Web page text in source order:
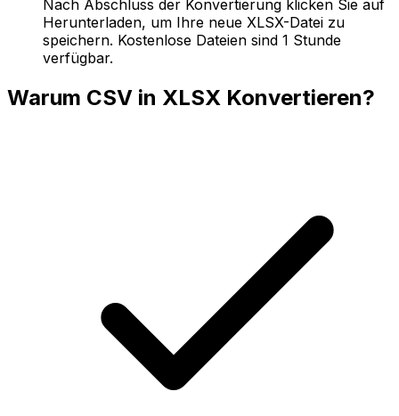
Nach Abschluss der Konvertierung klicken Sie auf
Herunterladen, um Ihre neue XLSX-Datei zu
speichern. Kostenlose Dateien sind 1 Stunde
verfügbar.
Warum CSV in XLSX Konvertieren?